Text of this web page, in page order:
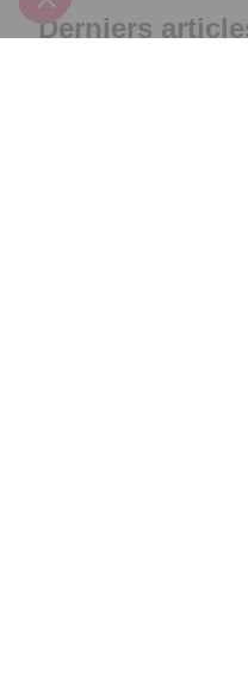
Derniers